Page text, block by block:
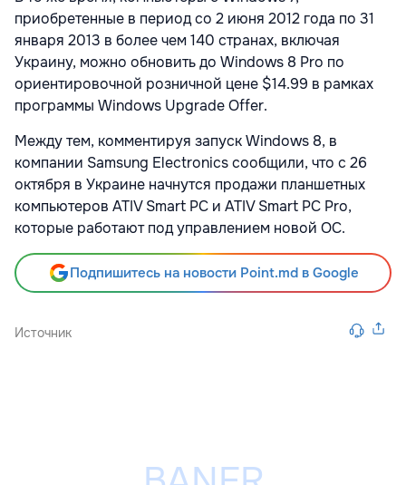
приобретенные в период со 2 июня 2012 года по 31
января 2013 в более чем 140 странах, включая
Украину, можно обновить до Windows 8 Pro по
ориентировочной розничной цене $14.99 в рамках
программы Windows Upgrade Offer.
Между тем, комментируя запуск Windows 8, в
компании Samsung Electronics сообщили, что с 26
октября в Украине начнутся продажи планшетных
компьютеров ATIV Smart PC и ATIV Smart PC Pro,
которые работают под управлением новой ОС.
Подпишитесь на новости Point.md в Google
Источник